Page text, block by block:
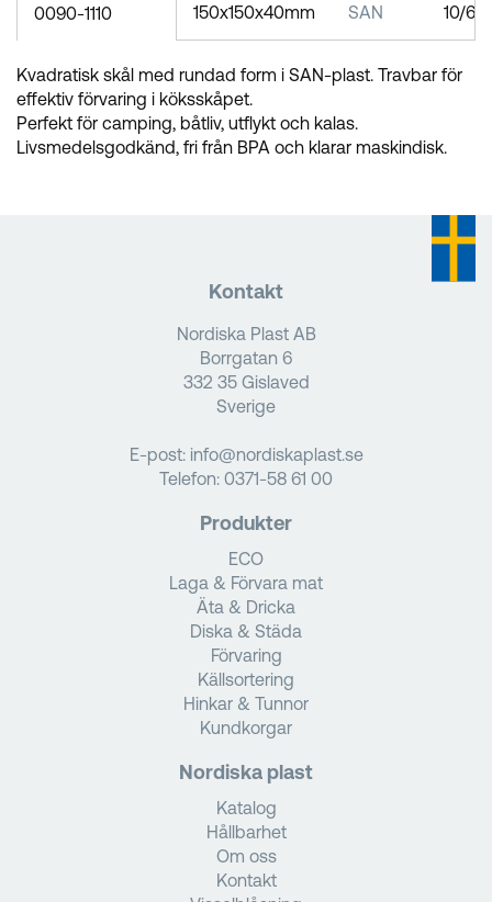
150x150x40mm SAN 10/60
0090-1110
Kvadratisk skål med rundad form i SAN-plast. Travbar för
effektiv förvaring i köksskåpet.
Perfekt för camping, båtliv, utflykt och kalas.
Livsmedelsgodkänd, fri från BPA och klarar maskindisk.
Kontakt
Nordiska Plast AB
Borrgatan 6
332 35 Gislaved
Sverige
E-post: info@nordiskaplast.se
Telefon: 0371-58 61 00
Produkter
ECO
Laga & Förvara mat
Äta & Dricka
Diska & Städa
Förvaring
Källsortering
Hinkar & Tunnor
Kundkorgar
Nordiska plast
Katalog
Hållbarhet
Om oss
Kontakt